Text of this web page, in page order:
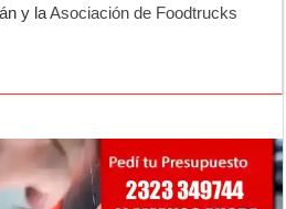
y laAsociación de Foodtrucks